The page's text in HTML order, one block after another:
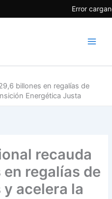
Error
billones en regalías de
Energética Justa
recauda
regalías de
acelera la